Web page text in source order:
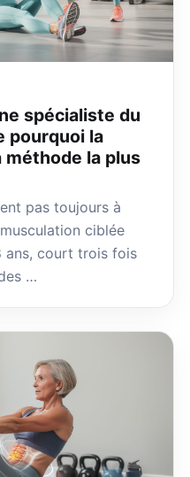
spécialiste du
pourquoi la
la plus
pas toujours à
ciblée
ans, court trois fois
…